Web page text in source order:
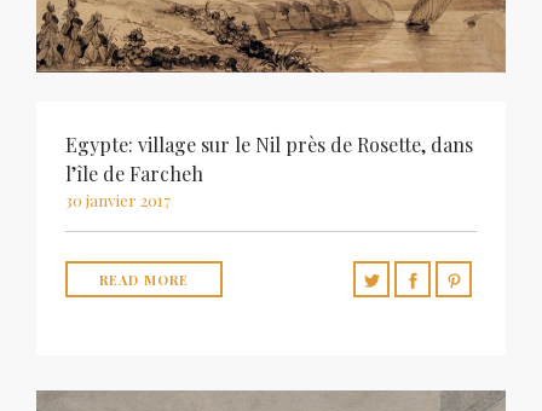
Egypte: village sur le Nil près de Rosette, dans
l’île de Farcheh
30 janvier 2017
READ MORE